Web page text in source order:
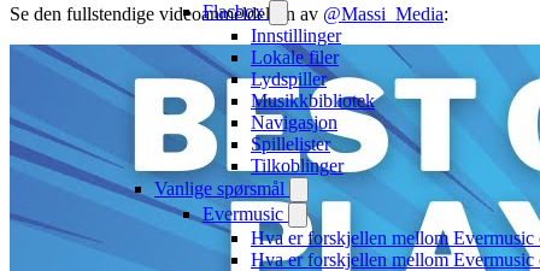
Flacbox
Innstillinger
Lokale filer
Lydspiller
Musikkbibliotek
Navigasjon
Spillelister
Tilkoblinger
Vanlige spørsmål
Evermusic
Hva er forskjellen mellom Evermusic
Hva er forskjellen mellom Evermusic
Se den fullstendige videoanmeldelsen av @Massi_Media: